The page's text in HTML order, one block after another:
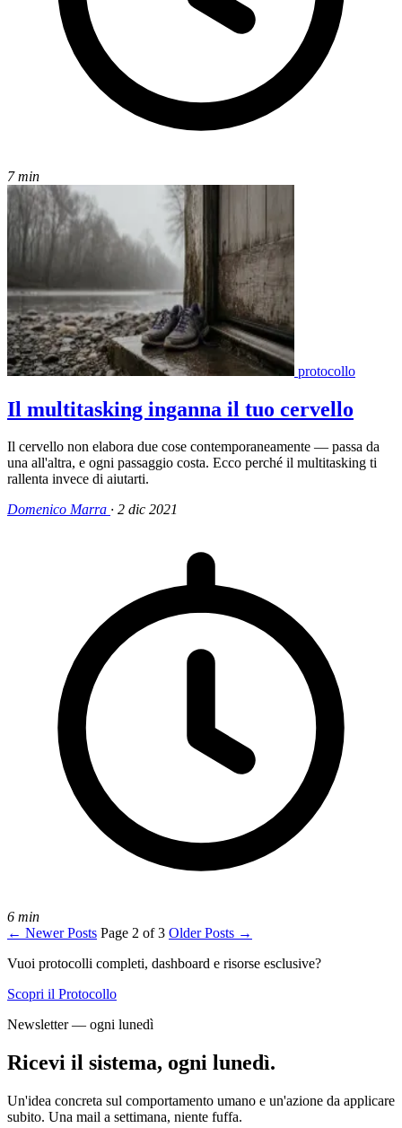
7 min
protocollo
Il multitasking inganna il tuo cervello
Il cervello non elabora due cose contemporaneamente — passa da
una all'altra, e ogni passaggio costa. Ecco perché il multitasking ti
rallenta invece di aiutarti.
Domenico Marra · 2 dic 2021
6 min
← Newer Posts Page 2 of 3 Older Posts →
Vuoi protocolli completi, dashboard e risorse esclusive?
Scopri il Protocollo
Newsletter — ogni lunedì
Ricevi il sistema, ogni lunedì.
Un'idea concreta sul comportamento umano e un'azione da applicare
subito. Una mail a settimana, niente fuffa.